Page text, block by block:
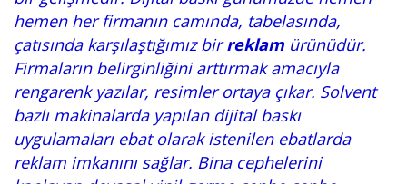
hemen her firmanın camında, tabelasında,
çatısında karşılaştığımız birreklamürünüdür.
Firmaların belirginliğini arttırmak amacıyla
rengarenk yazılar, resimler ortaya çıkar. Solvent
bazlı makinalarda yapılan dijital baskı
uygulamaları ebat olarak istenilen ebatlarda
reklam imkanını sağlar. Bina cephelerini